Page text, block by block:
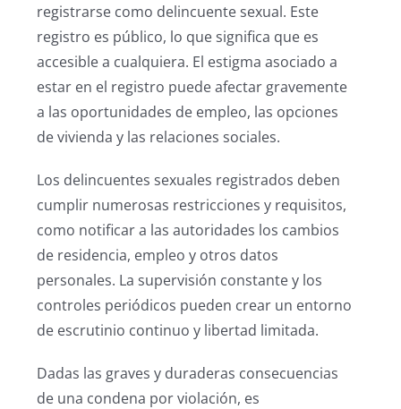
registrarse como delincuente sexual. Este
registro es público, lo que significa que es
accesible a cualquiera. El estigma asociado a
estar en el registro puede afectar gravemente
a las oportunidades de empleo, las opciones
de vivienda y las relaciones sociales.
Los delincuentes sexuales registrados deben
cumplir numerosas restricciones y requisitos,
como notificar a las autoridades los cambios
de residencia, empleo y otros datos
personales. La supervisión constante y los
controles periódicos pueden crear un entorno
de escrutinio continuo y libertad limitada.
Dadas las graves y duraderas consecuencias
de una condena por violación, es